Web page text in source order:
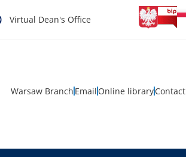
Virtual Dean's Office
Warsaw Branch Email Online libraryContact